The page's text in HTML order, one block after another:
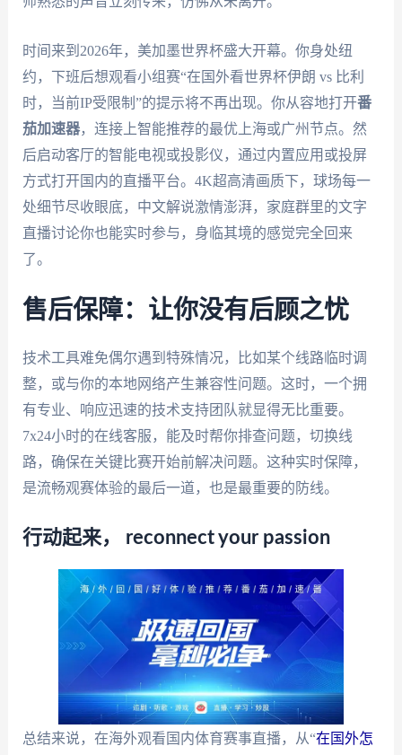
时间来到2026年，美加墨世界杯盛大开幕。你身处纽
约，下班后想观看小组赛“在国外看世界杯伊朗 vs 比利
时，当前IP受限制”的提示将不再出现。你从容地打开番
茄加速器，连接上智能推荐的最优上海或广州节点。然
后启动客厅的智能电视或投影仪，通过内置应用或投屏
方式打开国内的直播平台。4K超高清画质下，球场每一
处细节尽收眼底，中文解说激情澎湃，家庭群里的文字
直播讨论你也能实时参与，身临其境的感觉完全回来
了。
售后保障：让你没有后顾之忧
技术工具难免偶尔遇到特殊情况，比如某个线路临时调
整，或与你的本地网络产生兼容性问题。这时，一个拥
有专业、响应迅速的技术支持团队就显得无比重要。
7x24小时的在线客服，能及时帮你排查问题，切换线
路，确保在关键比赛开始前解决问题。这种实时保障，
是流畅观赛体验的最后一道，也是最重要的防线。
行动起来， reconnect your passion
总结来说，在海外观看国内体育赛事直播，从“在国外怎